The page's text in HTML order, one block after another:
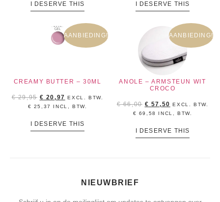
I DESERVE THIS I DESERVE THIS
AANBIEDING!
CREAMY BUTTER – 30ML
€29,95 € 20,97 EXCL. BTW.
€ 25,37 INCL, BTW.
I DESERVE THIS
AANBIEDING!
ANOLE – ARMSTEUN WIT
CROCO
€66,00 € 57,50 EXCL. BTW.
€ 69,58 INCL, BTW.
I DESERVE THIS
NIEUWBRIEF